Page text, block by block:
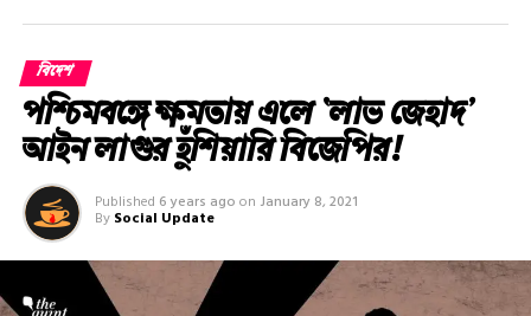
বিদেশ
পশ্চিমবঙ্গে ক্ষমতায় এলে ‘লাভ জেহাদ’
আইন লাগুর হুঁশিয়ারি বিজেপির!
Published 6 years ago on January 8, 2021
By Social Update